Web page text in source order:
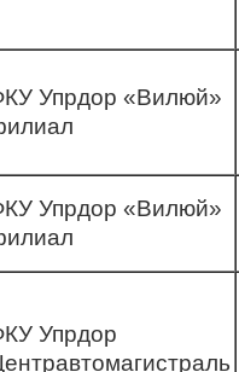
Упрдор «Вилюй»
Упрдор «Вилюй»
Упрдор